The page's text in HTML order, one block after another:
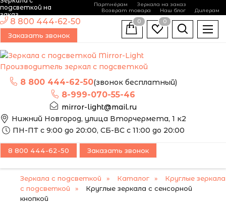
подсветкой на
заказ
Партнёрам
Зеркала на заказ
Возврат товара
Наш блог Дилерам
Производитель зеркал с подсветкой
8 800 444-62-50(звонок бесплатный)
8-999-070-55-46
mirror-light@mail.ru
Нижний Новгород, улица Вторчермета, 1 к2
ПН-ПТ с 9:00 до 20:00, СБ-ВС с 11:00 до 20:00
8 800 444-62-50
Заказать звонок
0
0
8 800 444-62-50 Заказать звонок
Зеркала с подсветкой Каталог
Круглые зеркала
с подсветкой
Круглые зеркала с сенсорной
кнопкой